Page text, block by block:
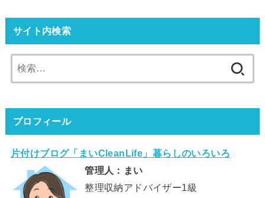
サイト内検索
索:
プロフィール
片付けブログ「まいCleanLife」暮らしのいろいろ
管理人：まい
整理収納アドバイザー1級